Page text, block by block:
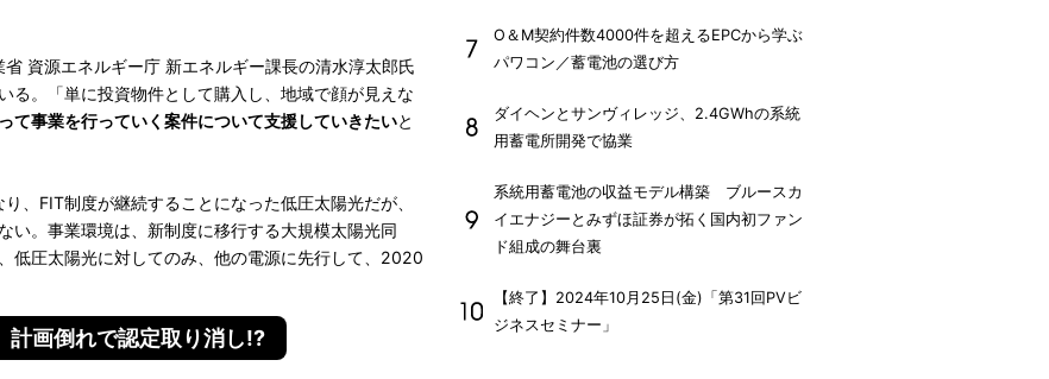
資源エネルギー庁 新エネルギー課長の清水淳太郎氏
る。「単に投資物件として購入し、地域で顔が見えな
て事業を行っていく案件について支援していきたいと
、FIT制度が継続することになった低圧太陽光だが、
い。事業環境は、新制度に移行する大規模太陽光同
低圧太陽光に対してのみ、他の電源に先行して、2020
画倒れで認定取り消し!?
O＆M契約件数4000件を超えるEPCから学ぶ
パワコン／蓄電池の選び方
ダイヘンとサンヴィレッジ、2.4GWhの系統
用蓄電所開発で協業
系統用蓄電池の収益モデル構築 ブルースカ
イエナジーとみずほ証券が拓く国内初ファン
ド組成の舞台裏
【終了】2024年10月25日(金)「第31回PVビ
ジネスセミナー」